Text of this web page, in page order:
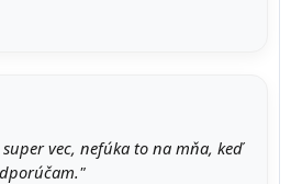
vec, nefúka to na mňa, keď